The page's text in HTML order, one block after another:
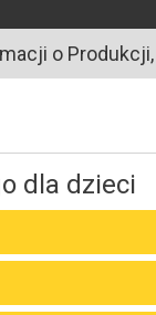
o Produkcji,
dla dzieci